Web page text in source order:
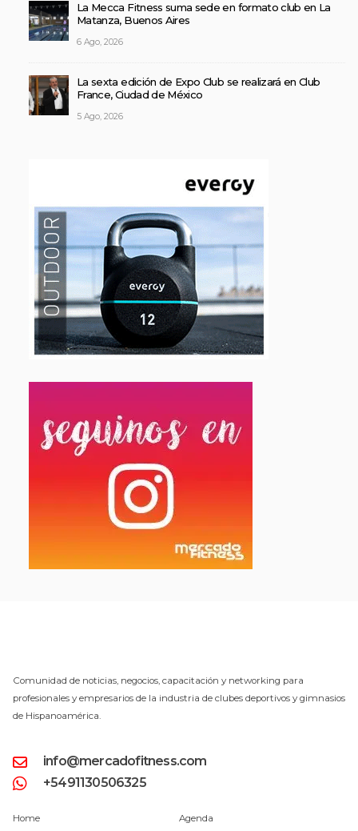
La Mecca Fitness suma sede en formato club en La
Matanza, Buenos Aires
6 Ago, 2026
La sexta edición de Expo Club se realizará en Club
France, Ciudad de México
5 Ago, 2026
Comunidad de noticias, negocios, capacitación y networking para
profesionales y empresarios de la industria de clubes deportivos y gimnasios
de Hispanoamérica.
info@mercadofitness.com
+5491130506325
Home Agenda